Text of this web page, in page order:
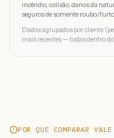
incêndio, colisão, danos da
seguros de somente roubo/
Dados agrupados por cliente
mais recentes — todas dentro
POR QUE COMPARAR